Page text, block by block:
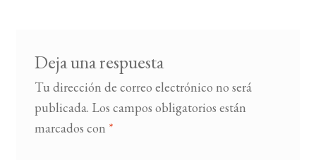
LISTA DE LIBROS
Deja una respuesta
Tu dirección de correo electrónico no será
publicada. Los campos obligatorios están
marcados con *